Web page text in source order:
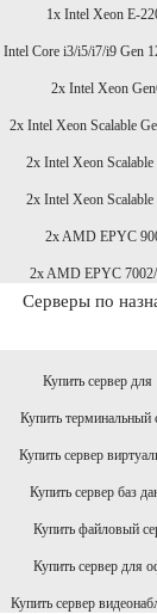
1x Intel Xeon E-
Intel Core i3/i5/i7/i9 Gen
2x Intel Xeon
2x Intel Xeon Scalable
2x Intel Xeon Scalable
2x Intel Xeon Scalable
2x AMD EPYC
2x AMD EPYC
Серверы по
Купить сервер
Купить терминальный
Купить сервер
Купить сервер баз
Купить файловый
Купить сервер для
Купить сервер